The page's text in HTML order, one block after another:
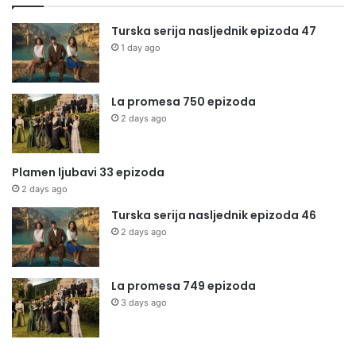
Turska serija nasljednik epizoda 47
1 day ago
La promesa 750 epizoda
2 days ago
Plamen ljubavi 33 epizoda
2 days ago
Turska serija nasljednik epizoda 46
2 days ago
La promesa 749 epizoda
3 days ago